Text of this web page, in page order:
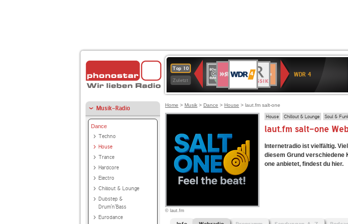
Top 10
Zuletzt
Deutschlandfunk
80er
90er
OLDIE
ANTENNE
4
KLASSIK
Deutschlandfunk
Kultur
Kultur
2
WDR 4
Musik-Radio
Dance
Techno
House
Trance
Hardcore
Electro
Chillout & Lounge
Dubstep &
Drum'n'Bass
Eurodance
Home > Musik > Dance > House > laut.fm salt-one
© laut.fm
House Chillout & Lounge Soul &
laut.fm salt-one
Internetradio ist vielfältig.
diesem Grund verschiedene
one anbietet, findest du hier.